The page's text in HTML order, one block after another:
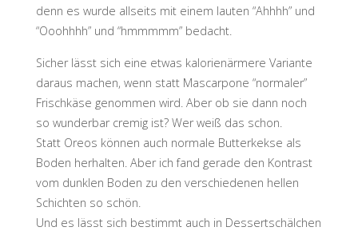
denn es wurde allseits mit einem lauten “Ahhhh” und
“Ooohhhh” und “hmmmmm” bedacht.
Sicher lässt sich eine etwas kalorienärmere Variante
daraus machen, wenn statt Mascarpone “normaler”
Frischkäse genommen wird. Aber ob sie dann noch
so wunderbar cremig ist? Wer weiß das schon.
Statt Oreos können auch normale Butterkekse als
Boden herhalten. Aber ich fand gerade den Kontrast
vom dunklen Boden zu den verschiedenen hellen
Schichten so schön.
Und es lässt sich bestimmt auch in Dessertschälchen